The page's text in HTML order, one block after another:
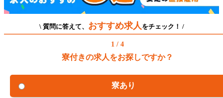
\ 質問に答えて、 おすすめ求人 をチェック！ /
1 / 4
寮付きの求人をお探しですか？
寮あり